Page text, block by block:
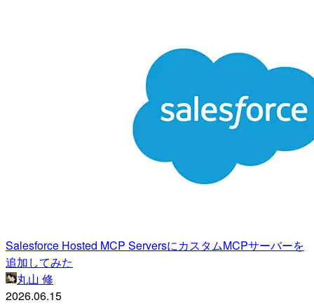
Salesforce Hosted MCP ServersにカスタムMCPサーバーを
追加してみた
丸山 修
2026.06.15